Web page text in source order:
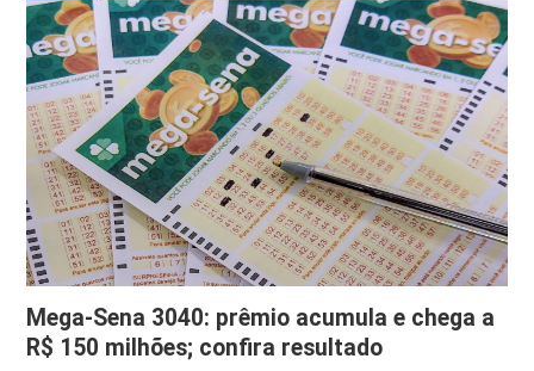
Mega-Sena 3040: prêmio acumula e chega a
R$ 150 milhões; confira resultado